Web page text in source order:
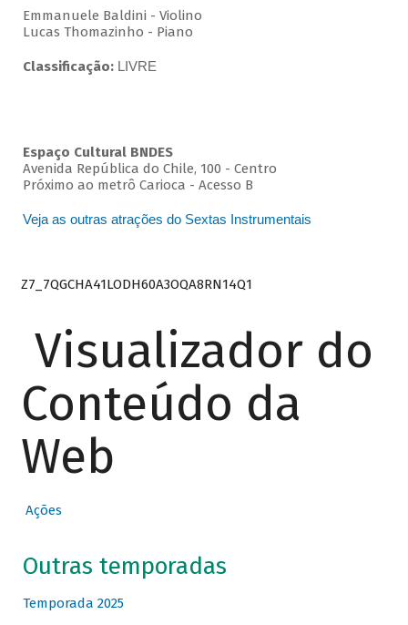
Emmanuele Baldini - Violino
Lucas Thomazinho - Piano
Classificação: LIVRE
Espaço Cultural BNDES
Avenida República do Chile, 100 - Centro
Próximo ao metrô Carioca - Acesso B
Veja as outras atrações do Sextas Instrumentais
Z7_7QGCHA41LODH60A3OQA8RN14Q1
Visualizador do
Conteúdo da
Web
Ações
Outras temporadas
Temporada 2025